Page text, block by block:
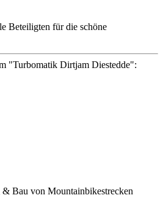
Beteiligten für die schöne
"Turbomatik Dirtjam Diestedde":
Bau von Mountainbikestrecken